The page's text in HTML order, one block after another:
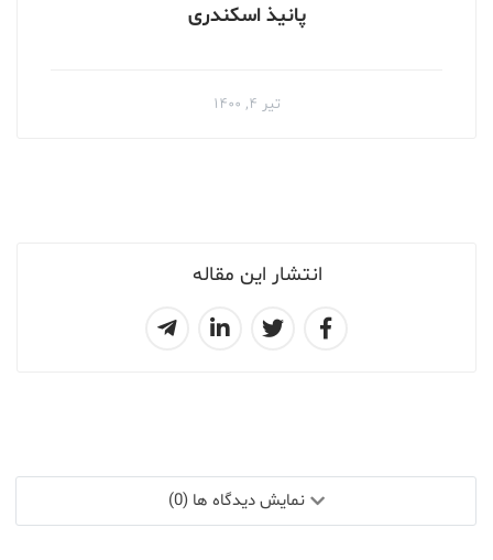
انتشار این مقاله
پانیذ اسکندری
تیر ۴, ۱۴۰۰
نمایش دیدگاه ها (0)